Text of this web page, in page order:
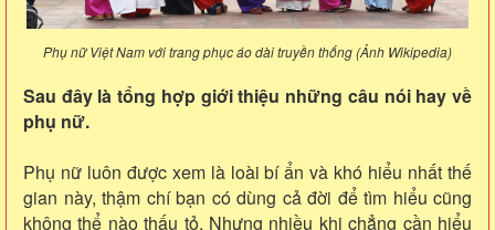
Phụ nữ Việt Nam với trang phục áo dài truyền thống (Ảnh Wikipedia)
Sau đây là tổng hợp giới thiệu những câu nói hay về
phụ nữ.
Phụ nữ luôn được xem là loài bí ẩn và khó hiểu nhất thế
gian này, thậm chí bạn có dùng cả đời để tìm hiểu cũng
không thể nào thấu tỏ. Nhưng nhiều khi chẳng cần hiểu